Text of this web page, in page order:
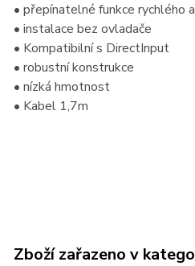
• přepínatelné funkce rychlého
• instalace bez ovladače
• Kompatibilní s DirectInput
• robustní konstrukce
• nízká hmotnost
• Kabel 1,7m
Zboží zařazeno v